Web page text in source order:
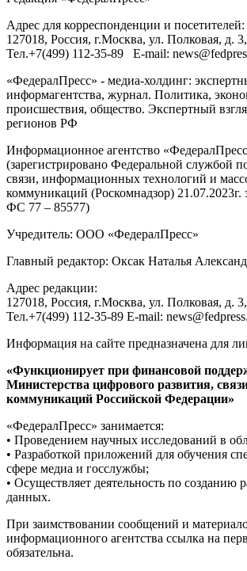
Адрес для корреспонденции и посетителей:
127018, Россия, г.Москва, ул. Полковая, д.
Тел.+7(499) 112-35-89 E-mail:
«ФедералПресс» - медиа-холдинг:
информагентства, журнал. Политика,
происшествия, общество. Экспертный
регионов РФ
Информационное агентство
(зарегистрировано Федеральной службой
связи, информационных технологий и
коммуникаций (Роскомнадзор)
ФС 77 – 85577)
Учредитель: ООО «ФедералПресс»
Главный редактор: Оксак Наталья
Адрес редакции:
127018, Россия, г.Москва, ул. Полковая, д.
Тел.+7(499) 112-35-89 E-mail:
Информация на сайте предназначена для
«Функционирует при финансовой
Министерства цифрового развития,
коммуникаций Российской Федерации»
«ФедералПресс» занимается:
• Проведением научных исследований в
• Разработкой приложений для обучения
сфере медиа и госслужбы;
• Осуществляет деятельность по созданию
данных.
При заимствовании сообщений и
информационного агентства ссылка на
обязательна.